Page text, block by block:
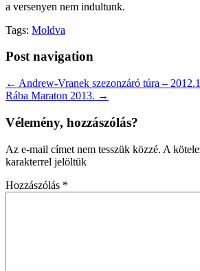
a versenyen nem indultunk.
Tags: Moldva
Post navigation
← Andrew-Vranek szezonzáró túra –
Rába Maraton 2013. →
Vélemény, hozzászólás?
Az e-mail címet nem tesszük közzé. A
karakterrel jelöltük
Hozzászólás *